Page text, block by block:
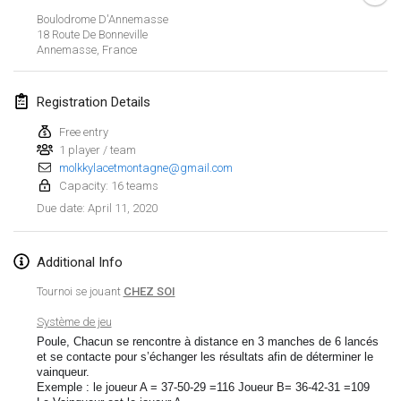
Curated byMölkk Your World
View list
Boulodrome D'Annemasse
18 Route De Bonneville
Annemasse, France
Registration Details
Free entry
1 player / team
molkkylacetmontagne@gmail.com
Capacity: 16 teams
Due date: April 11, 2020
Additional Info
Tournoi se jouant CHEZ SOI
Système de jeu
Poule, Chacun se rencontre à distance en 3 manches de 6 lancés
et se contacte pour s’échanger les résultats afin de déterminer le
vainqueur.
Exemple : le joueur A = 37-50-29 =116 Joueur B= 36-42-31 =109
Tournoi d'Hiver
Tournoi de Mölkky - Lesfous Dubâtonvaigeois
Jan 25, 2020
February 2020
Open de l'Ourse
Möl'Krêpes
Liekki Cup
Feb 1, 2020
Showing166 tournaments